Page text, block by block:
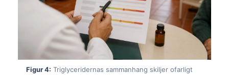
Figur 4: Triglyceridernas sammanhang skiljer ofarligt